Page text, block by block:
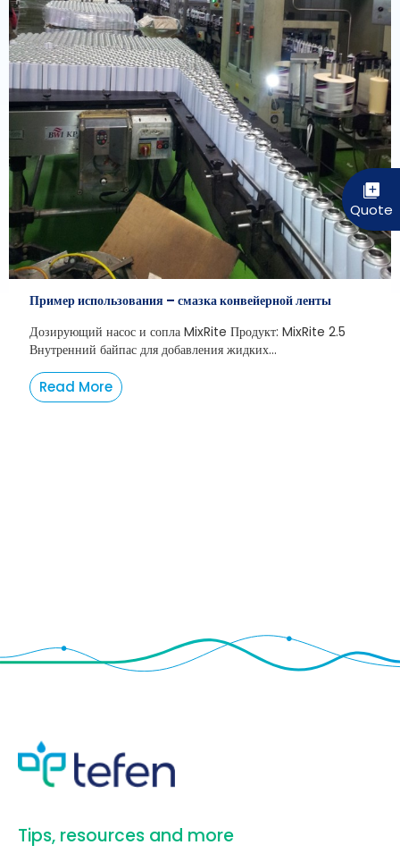
Пример использования – смазка конвейерной ленты
Дозирующий насос и сопла MixRite Продукт: MixRite 2.5
Внутренний байпас для добавления жидких...
Read More
​Tips, resources and more